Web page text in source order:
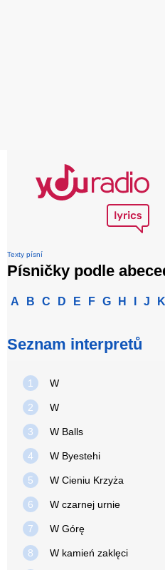
Texty písní
Písničky podle
A B C D E F G H J K
Seznam interpretů
1 W
2 W
3 W Balls
4 W Byestehi
5 W Cieniu Krzyża
6 W czarnej urnie
7 W Górę
8 W kamień zaklęci